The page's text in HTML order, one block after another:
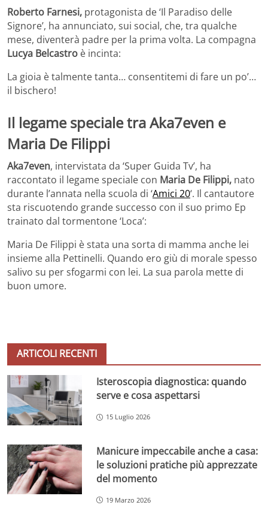
Roberto Farnesi, protagonista de ‘Il Paradiso delle
Signore’, ha annunciato, sui social, che, tra qualche
mese, diventerà padre per la prima volta. La compagna
Lucya Belcastro è incinta:
La gioia è talmente tanta… consentitemi di fare un po’…
il bischero!
Il legame speciale tra Aka7even e
Maria De Filippi
Aka7even, intervistata da ‘Super Guida Tv’, ha
raccontato il legame speciale con Maria De Filippi, nato
durante l’annata nella scuola di ‘Amici 20‘. Il cantautore
sta riscuotendo grande successo con il suo primo Ep
trainato dal tormentone ‘Loca’:
Maria De Filippi è stata una sorta di mamma anche lei
insieme alla Pettinelli. Quando ero giù di morale spesso
salivo su per sfogarmi con lei. La sua parola mette di
buon umore.
ARTICOLI RECENTI
Isteroscopia diagnostica: quando
serve e cosa aspettarsi
15 Luglio 2026
Manicure impeccabile anche a casa:
le soluzioni pratiche più apprezzate
del momento
19 Marzo 2026